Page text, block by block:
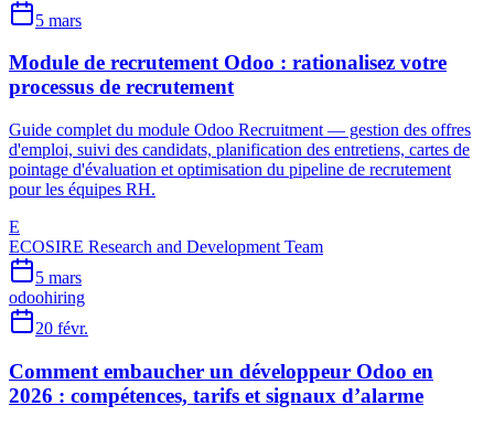
5 mars
Module de recrutement Odoo : rationalisez votre
processus de recrutement
Guide complet du module Odoo Recruitment — gestion des offres
d'emploi, suivi des candidats, planification des entretiens, cartes de
pointage d'évaluation et optimisation du pipeline de recrutement
pour les équipes RH.
E
ECOSIRE Research and Development Team
5 mars
odoohiring
20 févr.
Comment embaucher un développeur Odoo en
2026 : compétences, tarifs et signaux d’alarme